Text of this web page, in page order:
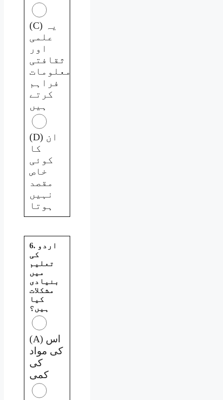
(C) یہ
علمی
اور
ثقافتی
معلومات
فراہم
کرتے
ہیں
(D) ان
کا
کوئی
خاص
مقصد
نہیں
ہوتا
6. اردو
کی
تعلیم
میں
بنیادی
مشکلات
کیا
ہیں؟
(A) اس
کی مواد
کی
کمی